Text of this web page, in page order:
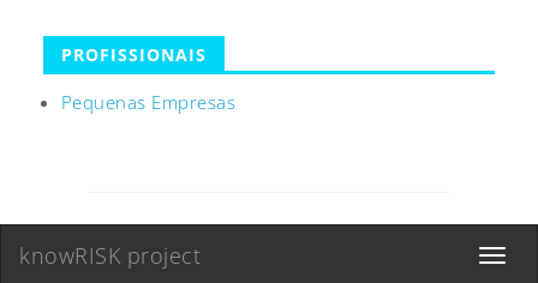
PROFISSIONAIS
Pequenas Empresas
knowRISK project
Toggle